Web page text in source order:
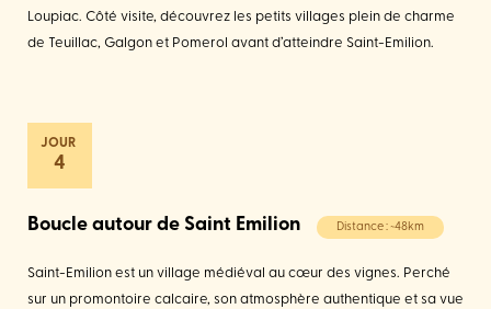
Loupiac. Côté visite, découvrez les petits villages plein de charme
de Teuillac, Galgon et Pomerol avant d’atteindre Saint-Emilion.
4
Boucle autour de Saint Emilion Distance : ~48km
Saint-Emilion est un village médiéval au cœur des vignes. Perché
sur un promontoire calcaire, son atmosphère authentique et sa vue